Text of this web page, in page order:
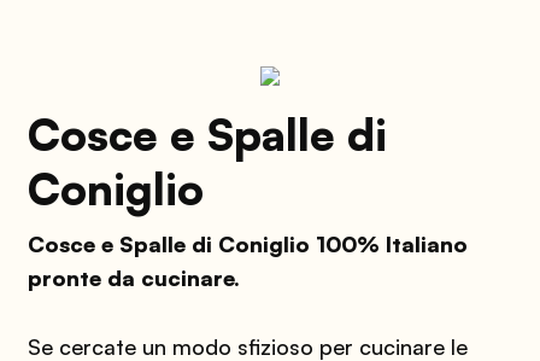
Cosce e Spalle di
Coniglio
Cosce e Spalle di Coniglio 100% Italiano
pronte da cucinare.
Se cercate un modo sfizioso per cucinare le